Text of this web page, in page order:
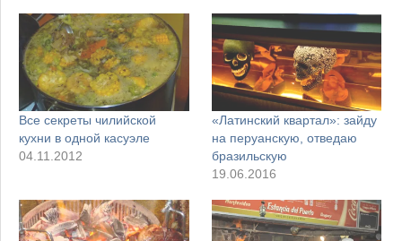
Все секреты чилийской
кухни в одной касуэле
04.11.2012
«Латинский квартал»: зайду
на перуанскую, отведаю
бразильскую
19.06.2016